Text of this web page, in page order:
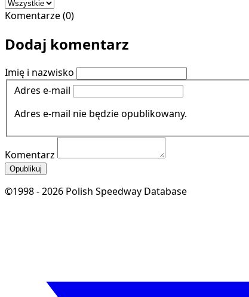
Komentarze (0)
Dodaj komentarz
Imię i nazwisko
Adres e-mail
Adres e-mail nie będzie opublikowany.
Komentarz
Opublikuj
©1998 - 2026 Polish Speedway Database